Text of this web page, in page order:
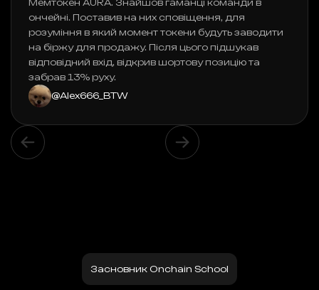
Мемтокен AURA. Знайшов гаманці команди в
ончейні. Поставив на них сповіщення, для
розуміння в який момент токени будуть заводити
на біржу для продажу. Після цього підшукав
відповідний вхід, відкрив шортову позицію та
забрав 13% руху.
@Alex666_BTW
Slide 4 of 6.
Засновник Onchain School